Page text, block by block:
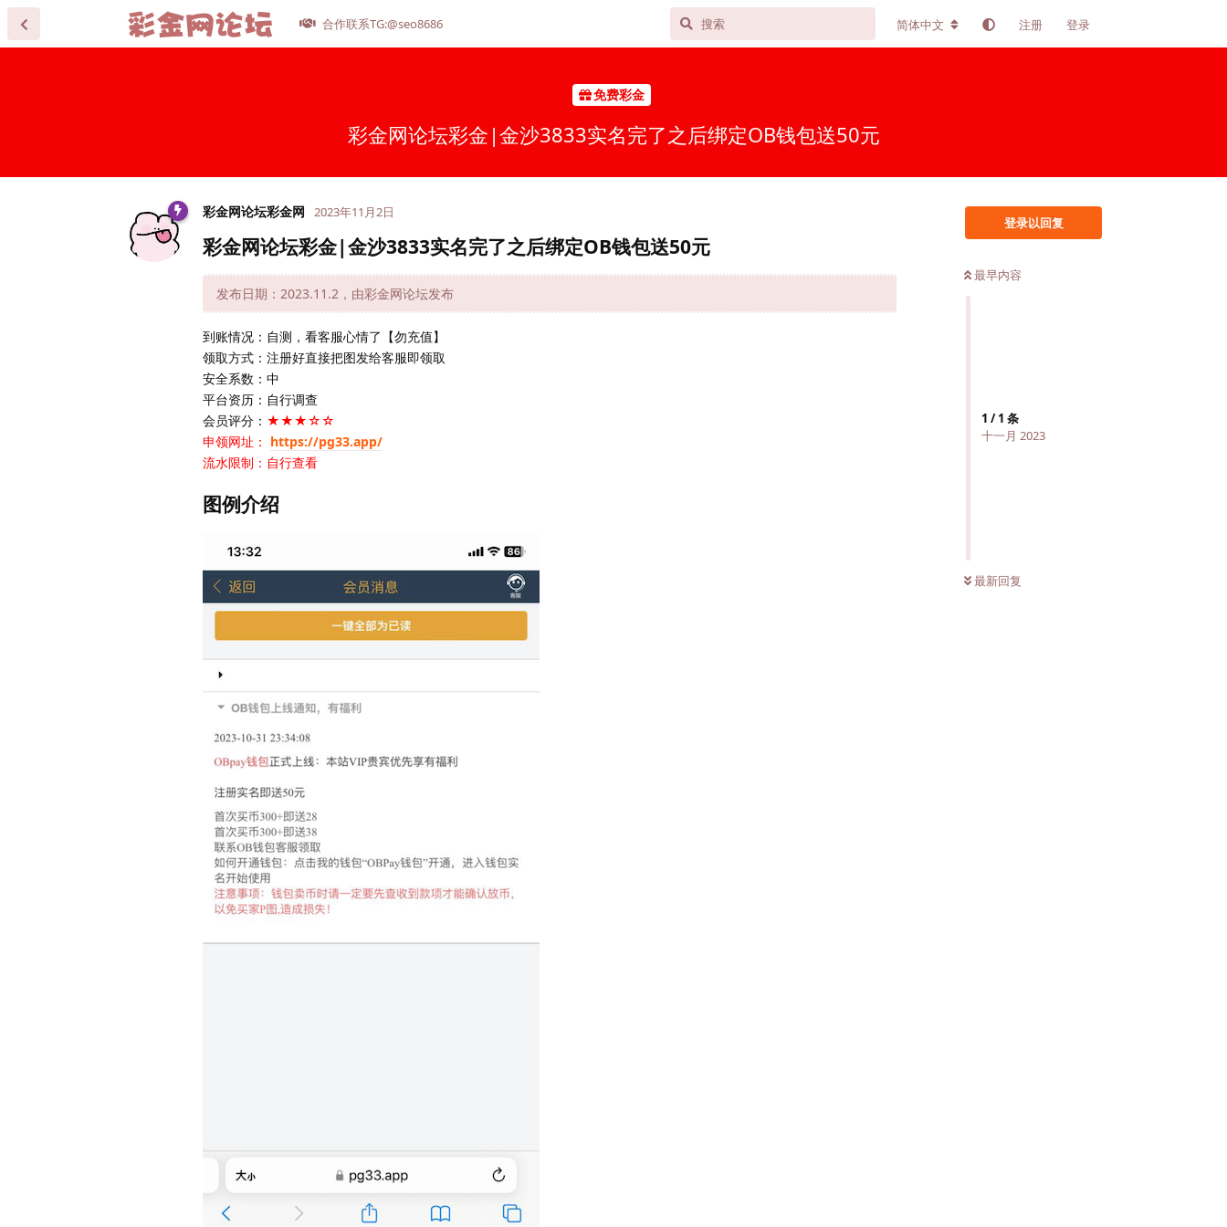
合作联系TG:@seo8686 简体中文 注册 登录
免费彩金
彩金网论坛彩金|金沙3833实名完了之后绑定OB钱包送50元
登录以回复
最早内容
1 /1 条
十一月 2023
最新回复
彩金网论坛彩金网 2023年11月2日
彩金网论坛彩金|金沙3833实名完了之后绑定OB钱包送50元
发布日期：2023.11.2，由彩金网论坛发布
到账情况：自测，看客服心情了【勿充值】
领取方式：注册好直接把图发给客服即领取
安全系数：中
平台资历：自行调查
会员评分： ★★★☆☆
申领网址： https://pg33.app/
流水限制：自行查看
图例介绍